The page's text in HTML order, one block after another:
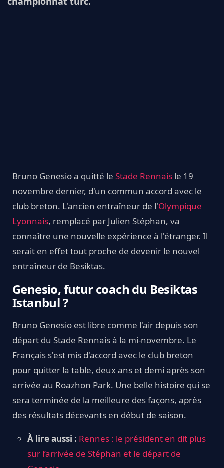
Bruno Genesio a quitté le Stade Rennais le 19
novembre dernier, d'un commun accord avec le
club breton. L'ancien entraîneur de l'Olympique
Lyonnais, remplacé par Julien Stéphan, va
connaître une nouvelle expérience à l'étranger. Il
serait en effet tout proche de devenir le nouvel
entraîneur de Besiktas.
Genesio, futur coach du Besiktas
Istanbul ?
Bruno Genesio est libre comme l'air depuis son
départ du Stade Rennais à la mi-novembre. Le
Français s'est mis d'accord avec le club breton
pour quitter la table, deux ans et demi après son
arrivée au Roazhon Park. Une belle histoire qui se
sera terminée de la meilleure des façons, après
des résultats décevants en début de saison.
À lire aussi : Rennes : le président en dit plus
sur l’arrivée de Stéphan et le départ de